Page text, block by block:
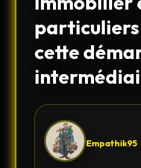
cette
Empathik95